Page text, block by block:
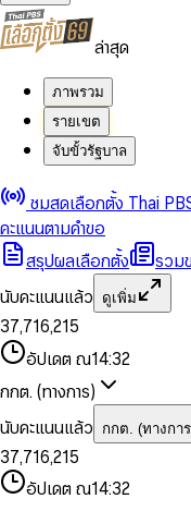
ล่าสุด
ภาพรวม
รายเขต
จับขั้วรัฐบาล
ชมสดเลือกตั้ง Thai
คะแนนตามคำขอ
สรุปผลเลือกตั้ง
รวม
นับคะแนนแล้ว
ดูเพิ่ม
0
1
2
3
4
5
6
8
9
0
1
2
3
4
5
6
7
8
9
,
0
1
2
4
6
7
8
9
0
1
2
3
4
5
6
7
8
9
0
1
3
5
6
7
8
9
,
1
2
4
5
7
8
9
0
1
3
4
6
7
8
9
0
2
3
4
5
7
8
อัปเดต ณ14:32
กกต. (ทางการ)
นับคะแนนแล้ว
กกต. (ทางกา
0
1
2
3
4
5
0
1
2
4
5
6
7
8
9
,
0
1
2
4
6
7
8
9
0
1
2
3
0
1
3
5
6
7
8
,
1
2
4
0
1
3
0
2
3
4
5
7
อัปเดต ณ14:32